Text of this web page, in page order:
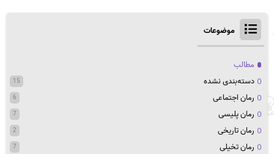
موضوعات
مطالب
دسته‌بندی نشده
15
رمان اجتماعی 6
رمان پلیسی 7
رمان تاریخی 2
رمان تخیلی 7